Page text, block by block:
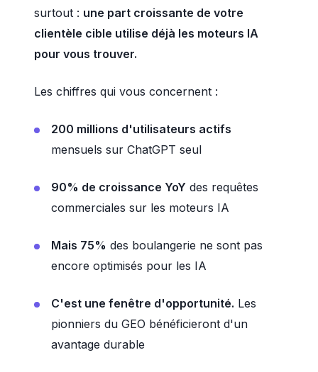
surtout : une part croissante de votre
clientèle cible utilise déjà les moteurs IA
pour vous trouver.
Les chiffres qui vous concernent :
200 millions d'utilisateurs actifs
mensuels sur ChatGPT seul
90% de croissance YoY des requêtes
commerciales sur les moteurs IA
Mais 75% des boulangerie ne sont pas
encore optimisés pour les IA
C'est une fenêtre d'opportunité. Les
pionniers du GEO bénéficieront d'un
avantage durable